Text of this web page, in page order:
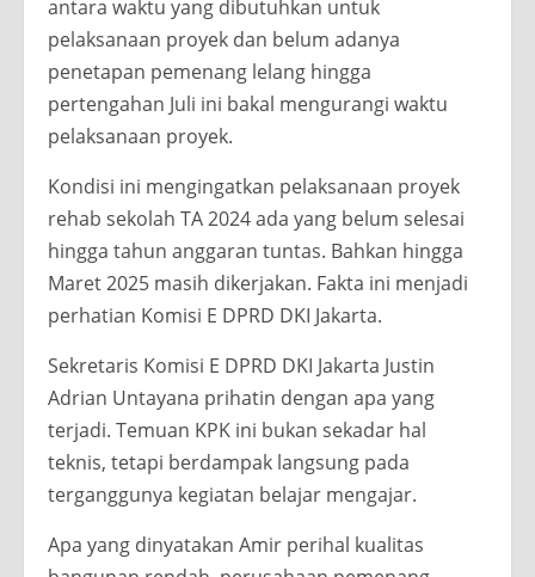
antara waktu yang dibutuhkan untuk
pelaksanaan proyek dan belum adanya
penetapan pemenang lelang hingga
pertengahan Juli ini bakal mengurangi waktu
pelaksanaan proyek.
Kondisi ini mengingatkan pelaksanaan proyek
rehab sekolah TA 2024 ada yang belum selesai
hingga tahun anggaran tuntas. Bahkan hingga
Maret 2025 masih dikerjakan. Fakta ini menjadi
perhatian Komisi E DPRD DKI Jakarta.
Sekretaris Komisi E DPRD DKI Jakarta Justin
Adrian Untayana prihatin dengan apa yang
terjadi. Temuan KPK ini bukan sekadar hal
teknis, tetapi berdampak langsung pada
terganggunya kegiatan belajar mengajar.
Apa yang dinyatakan Amir perihal kualitas